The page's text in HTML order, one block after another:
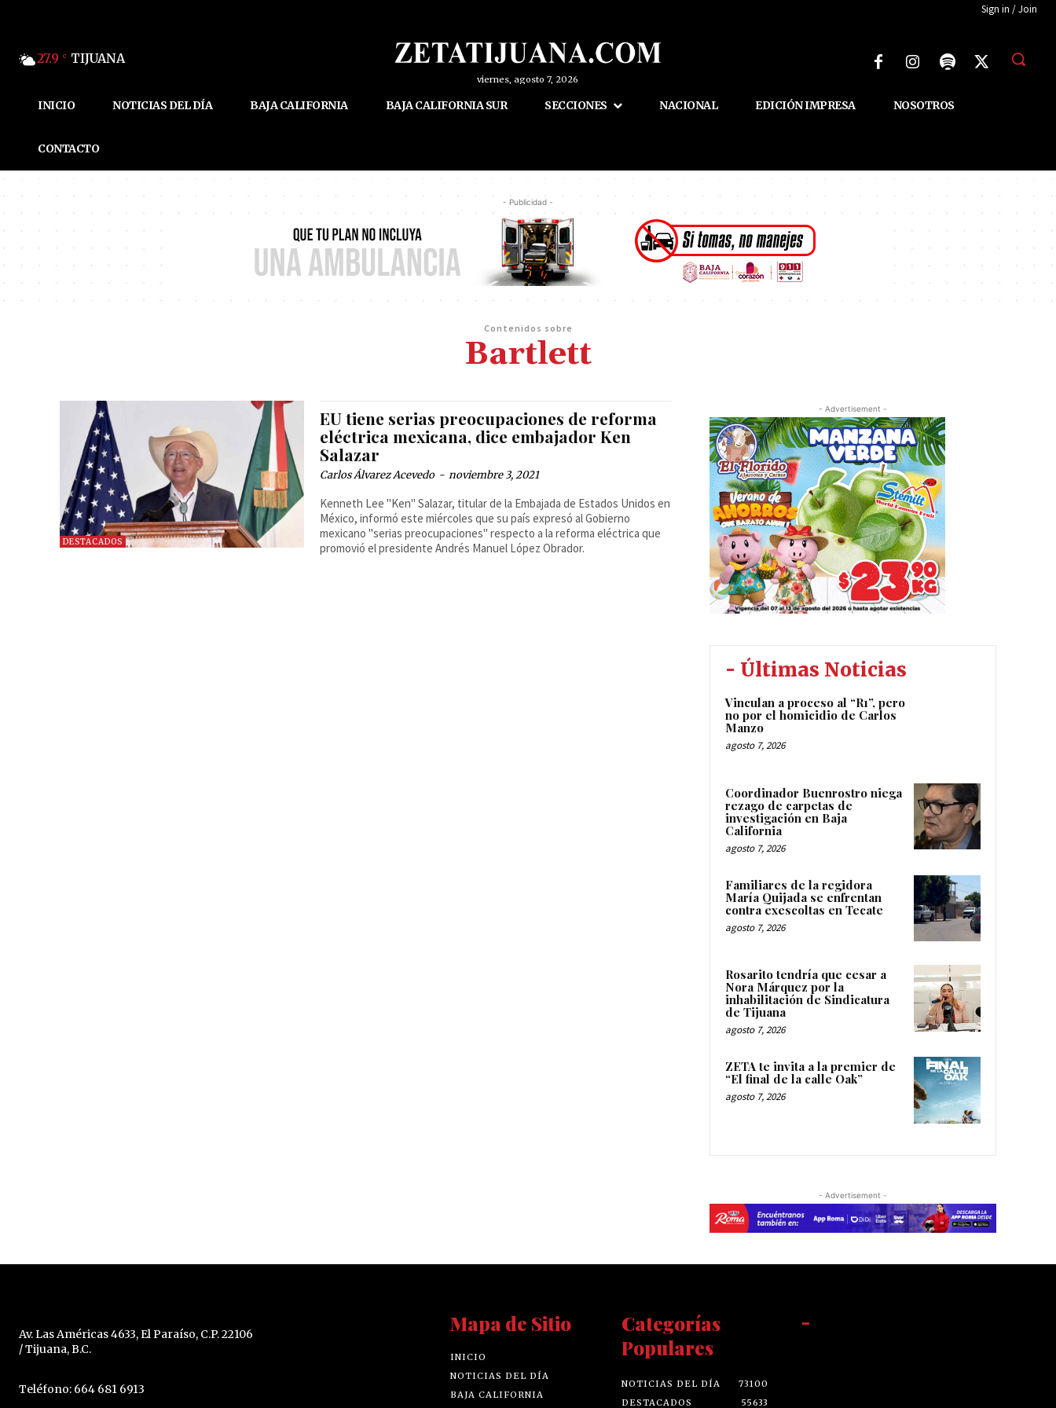
Sign in / Join
27.9 C TIJUANA
viernes, agosto 7, 2026
INICIO NOTICIAS DEL DÍA BAJA CALIFORNIA BAJA CALIFORNIA SUR SECCIONES NACIONAL EDICIÓN IMPRESA NOSOTROS
CONTACTO
- Publicidad -
Contenidos sobre
Bartlett
DESTACADOS
EU tiene serias preocupaciones de reforma
eléctrica mexicana, dice embajador Ken
Salazar
Carlos Álvarez Acevedo - noviembre 3, 2021
Kenneth Lee "Ken" Salazar, titular de la Embajada de Estados Unidos en
México, informó este miércoles que su país expresó al Gobierno
mexicano "serias preocupaciones" respecto a la reforma eléctrica que
promovió el presidente Andrés Manuel López Obrador.
- Advertisement -
- Últimas Noticias
Vinculan a proceso al “R1”, pero
no por el homicidio de Carlos
Manzo
agosto 7, 2026
Coordinador Buenrostro niega
rezago de carpetas de
investigación en Baja
California
agosto 7, 2026
Familiares de la regidora
María Quijada se enfrentan
contra exescoltas en Tecate
agosto 7, 2026
Rosarito tendría que cesar a
Nora Márquez por la
inhabilitación de Sindicatura
de Tijuana
agosto 7, 2026
ZETA te invita a la premier de
“El final de la calle Oak”
agosto 7, 2026
- Advertisement -
Av. Las Américas 4633, El Paraíso, C.P. 22106
/ Tijuana, B.C.
Teléfono: 664 681 6913
Mapa de Sitio
INICIO
NOTICIAS DEL DÍA
BAJA CALIFORNIA
Categorías
Populares
NOTICIAS DEL DÍA
73100
DESTACADOS
55633
-